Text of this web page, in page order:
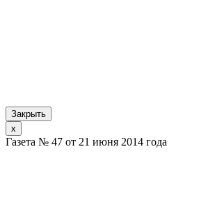
Закрыть
x
Газета № 47 от 21 июня 2014 года